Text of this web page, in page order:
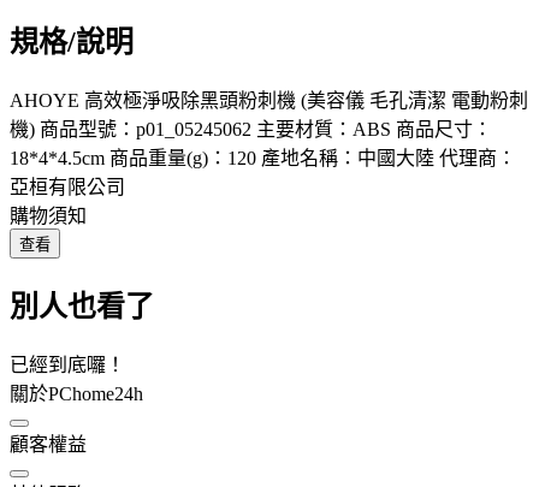
規格/說明
AHOYE 高效極淨吸除黑頭粉刺機 (美容儀 毛孔清潔 電動粉刺
機) 商品型號：p01_05245062 主要材質：ABS 商品尺寸：
18*4*4.5cm 商品重量(g)：120 產地名稱：中國大陸 代理商：
亞桓有限公司
購物須知
查看
別人也看了
已經到底囉！
關於PChome24h
顧客權益